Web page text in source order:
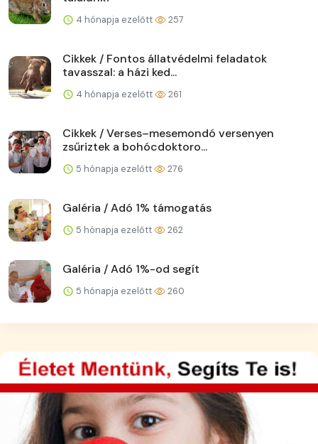
4 hónapja ezelőtt 257
Cikkek / Fontos állatvédelmi feladatok
tavasszal: a házi ked...
4 hónapja ezelőtt 261
Cikkek / Verses–mesemondó versenyen
zsűriztek a bohócdoktoro...
5 hónapja ezelőtt 276
Galéria / Adó 1% támogatás
5 hónapja ezelőtt 262
Galéria / Adó 1%-od segít
5 hónapja ezelőtt 260